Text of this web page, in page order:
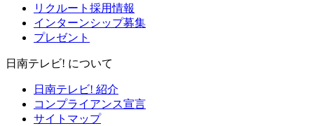
リクルート採用情報
インターンシップ募集
プレゼント
日南テレビ! について
日南テレビ! 紹介
コンプライアンス宣言
サイトマップ